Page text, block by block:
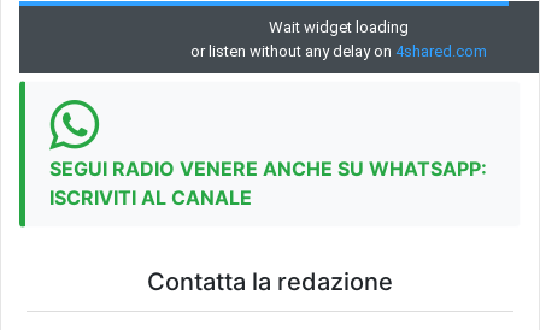
SEGUI RADIO VENERE ANCHE SU WHATSAPP:
ISCRIVITI AL CANALE
Contatta la redazione